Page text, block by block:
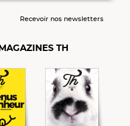
Recevoir nos newsletters
TH